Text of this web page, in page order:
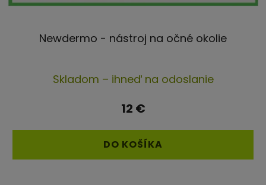
Newdermo - nástroj na očné okolie
Skladom – ihneď na odoslanie
12 €
DO KOŠÍKA